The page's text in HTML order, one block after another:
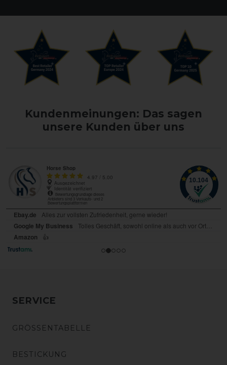
Kundenmeinungen: Das sagen
unsere Kunden über uns
SERVICE
GRÖSSENTABELLE
BESTICKUNG